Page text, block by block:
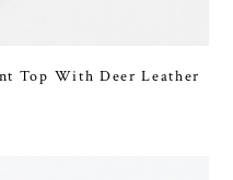
Top With Deer Leather